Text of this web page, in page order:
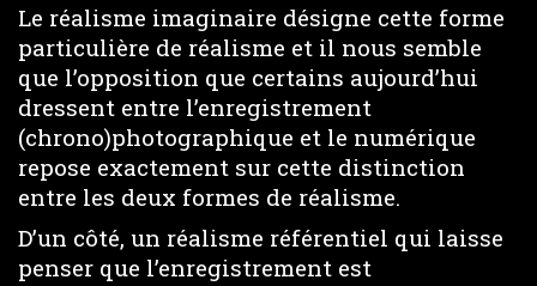
Le réalisme imaginaire désigne cette forme
particulière de réalisme et il nous semble
que l’opposition que certains aujourd’hui
dressent entre l’enregistrement
(chrono)photographique et le numérique
repose exactement sur cette distinction
entre les deux formes de réalisme.
D’un côté, un réalisme référentiel qui laisse
penser que l’enregistrement est